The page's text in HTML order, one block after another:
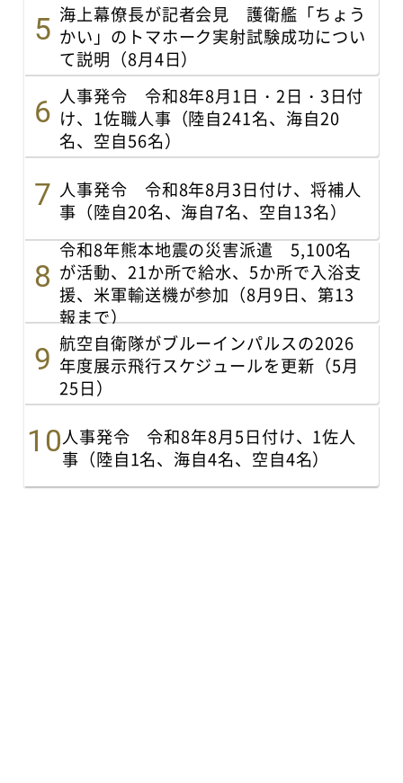
海上幕僚長が記者会見 護衛艦「ちょう
かい」のトマホーク実射試験成功につい
て説明（8月4日）
人事発令 令和8年8月1日・2日・3日付
け、1佐職人事（陸自241名、海自20
名、空自56名）
人事発令 令和8年8月3日付け、将補人
事（陸自20名、海自7名、空自13名）
令和8年熊本地震の災害派遣 5,100名
が活動、21か所で給水、5か所で入浴支
援、米軍輸送機が参加（8月9日、第13
報まで）
航空自衛隊がブルーインパルスの2026
年度展示飛行スケジュールを更新（5月
25日）
人事発令 令和8年8月5日付け、1佐人
事（陸自1名、海自4名、空自4名）